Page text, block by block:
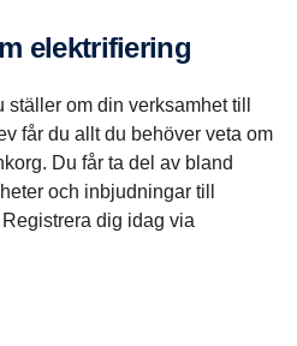
elekt­ri­fi­e­ring
om din verksamhet till
får du allt du behöver veta om
Du får ta del av bland
och inbjudningar till
dig idag via